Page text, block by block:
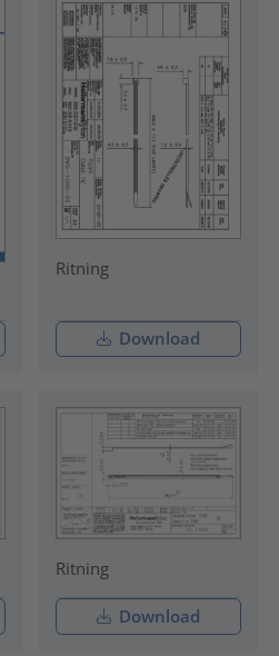
Ritning
Download
Ritning
Download